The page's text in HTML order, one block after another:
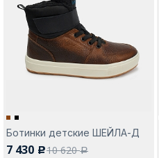
Ботинки детские ШЕЙЛА-Д
7 430 c10 620a